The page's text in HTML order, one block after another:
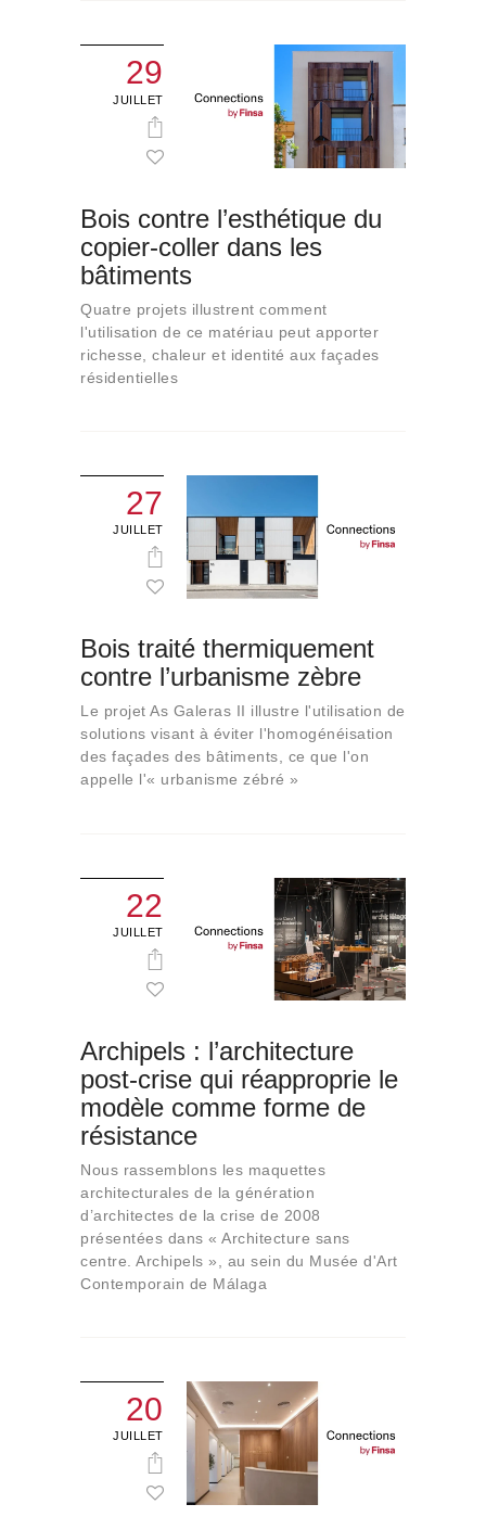
29
JUILLET
Bois contre l’esthétique du
copier-coller dans les
bâtiments
Quatre projets illustrent comment
l'utilisation de ce matériau peut apporter
richesse, chaleur et identité aux façades
résidentielles
27
JUILLET
Bois traité thermiquement
contre l’urbanisme zèbre
Le projet As Galeras II illustre l'utilisation de
solutions visant à éviter l'homogénéisation
des façades des bâtiments, ce que l'on
appelle l'« urbanisme zébré »
22
JUILLET
Archipels : l’architecture
post-crise qui réapproprie le
modèle comme forme de
résistance
Nous rassemblons les maquettes
architecturales de la génération
d’architectes de la crise de 2008
présentées dans « Architecture sans
centre. Archipels », au sein du Musée d'Art
Contemporain de Málaga
20
JUILLET